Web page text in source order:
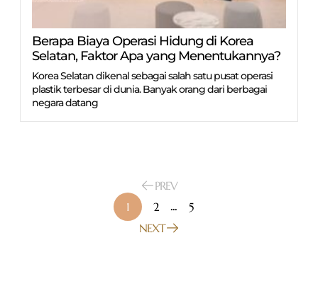
Berapa Biaya Operasi Hidung di Korea
Selatan, Faktor Apa yang Menentukannya?
Korea Selatan dikenal sebagai salah satu pusat operasi
plastik terbesar di dunia. Banyak orang dari berbagai
negara datang
PREV
1
2 ...
5
NEXT